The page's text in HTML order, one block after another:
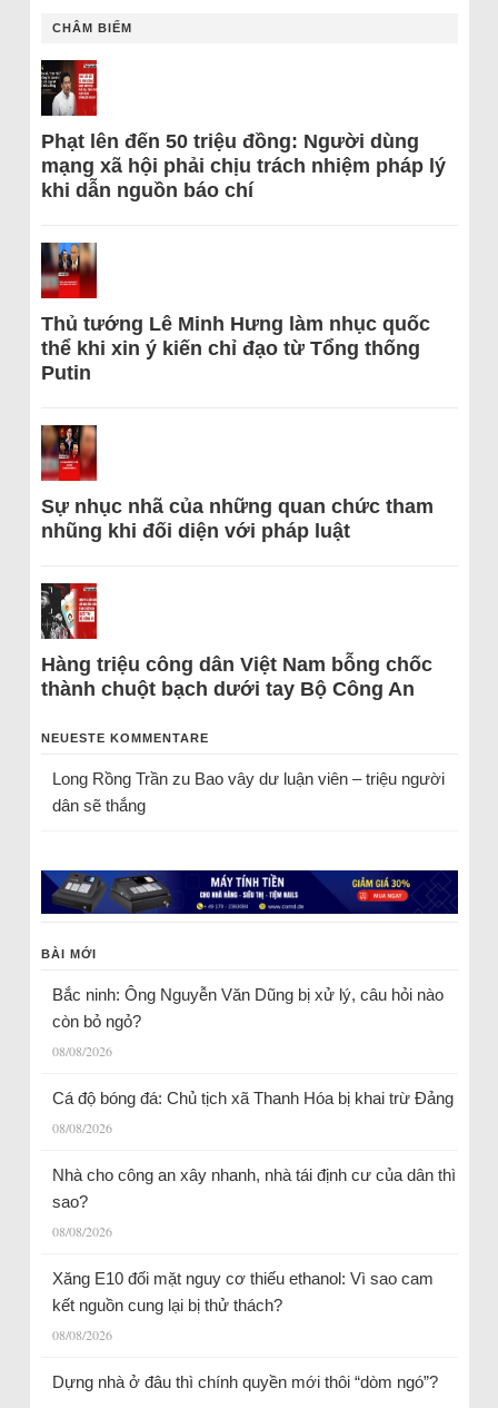
CHÂM BIẾM
Phạt lên đến 50 triệu đồng: Người dùng
mạng xã hội phải chịu trách nhiệm pháp lý
khi dẫn nguồn báo chí
Thủ tướng Lê Minh Hưng làm nhục quốc
thể khi xin ý kiến chỉ đạo từ Tổng thống
Putin
Sự nhục nhã của những quan chức tham
nhũng khi đối diện với pháp luật
Hàng triệu công dân Việt Nam bỗng chốc
thành chuột bạch dưới tay Bộ Công An
NEUESTE KOMMENTARE
Long Rồng Trầnzu Bao vây dư luận viên – triệu người
dân sẽ thắng
BÀI MỚI
Bắc ninh: Ông Nguyễn Văn Dũng bị xử lý, câu hỏi nào
còn bỏ ngỏ?
08/08/2026
Cá độ bóng đá: Chủ tịch xã Thanh Hóa bị khai trừ Đảng
08/08/2026
Nhà cho công an xây nhanh, nhà tái định cư của dân thì
sao?
08/08/2026
Xăng E10 đối mặt nguy cơ thiếu ethanol: Vì sao cam
kết nguồn cung lại bị thử thách?
08/08/2026
Dựng nhà ở đâu thì chính quyền mới thôi “dòm ngó”?